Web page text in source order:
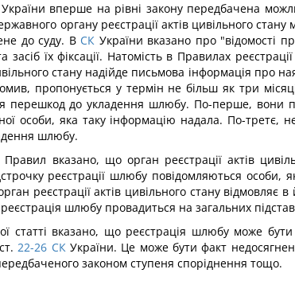
України вперше на рівні закону передбачена
органу реєстрації актів цивільного
до суду. В СК України вказано про "відомості
засіб їх фіксації. Натомість в Правилах
стану надійде письмова інформація про
пропонується у термін не більш як три
перешкод до укладення шлюбу. По-перше, вони
особи, яка таку інформацію надала. По-третє,
шлюбу.
вказано, що орган реєстрації актів
реєстрації шлюбу повідомляються
реєстрації актів цивільного стану
шлюбу провадиться на загальних
статті вказано, що реєстрація шлюбу може
22-26 СКУкраїни. Це може бути факт
законом ступеня споріднення тощо.